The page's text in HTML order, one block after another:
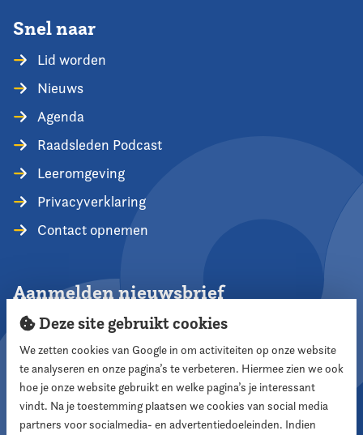
Snel naar
Lid worden
Nieuws
Agenda
Raadsleden Podcast
Leeromgeving
Privacyverklaring
Contact opnemen
Aanmelden nieuwsbrief
Aanmelden
Deze site gebruikt cookies
We zetten cookies van Google in om activiteiten op onze website
te analyseren en onze pagina’s te verbeteren. Hiermee zien we ook
hoe je onze website gebruikt en welke pagina’s je interessant
vindt. Na je toestemming plaatsen we cookies van social media
partners voor socialmedia- en advertentiedoeleinden. Indien